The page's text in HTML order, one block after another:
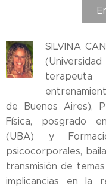
SILVINA
de Buenos Aires),
Física, posgrado
(UBA) y
psicocorporales,
transmisión de
implicancias en la